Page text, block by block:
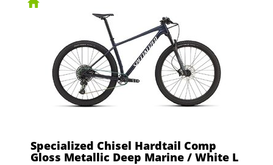
Specialized Chisel Hardtail Comp
Gloss Metallic Deep Marine / White L